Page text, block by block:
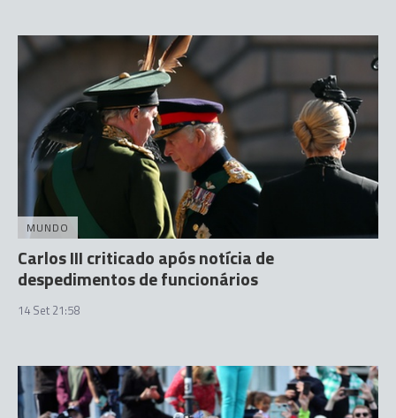
MUNDO
Carlos III criticado após notícia de
despedimentos de funcionários
14 Set 21:58